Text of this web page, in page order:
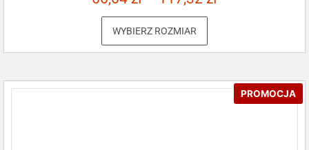
WYBIERZ ROZMIAR
PROMOCJA